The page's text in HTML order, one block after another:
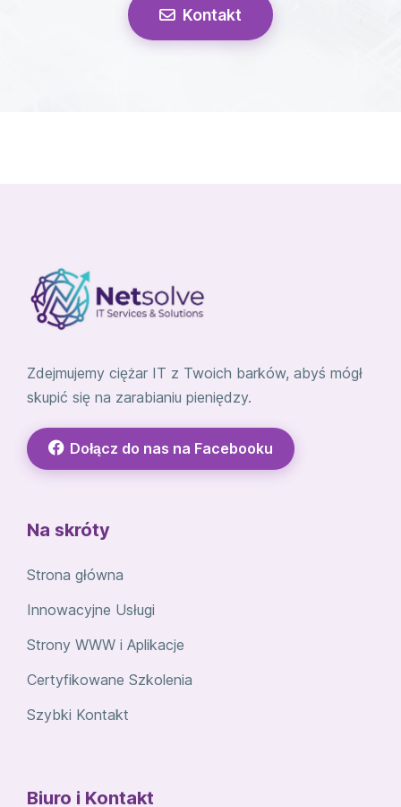
Kontakt
Zdejmujemy ciężar IT z Twoich barków, abyś mógł
skupić się na zarabianiu pieniędzy.
Dołącz do nas na Facebooku
Na skróty
Strona główna
Innowacyjne Usługi
Strony WWW i Aplikacje
Certyfikowane Szkolenia
Szybki Kontakt
Biuro i Kontakt